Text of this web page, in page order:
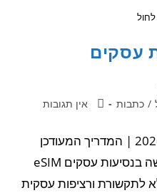
עסקים
/ כתבות אין תגובות
✓ עודכן לאחרונה: 24 במאי, 2026 | המדריך המעודכן
ביותר לפתרונות תקשורת וגלישה בנסיעות עסקים eSIM
לתקשורת ורציפות עסקית